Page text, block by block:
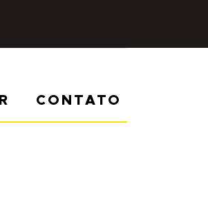
CONTATO